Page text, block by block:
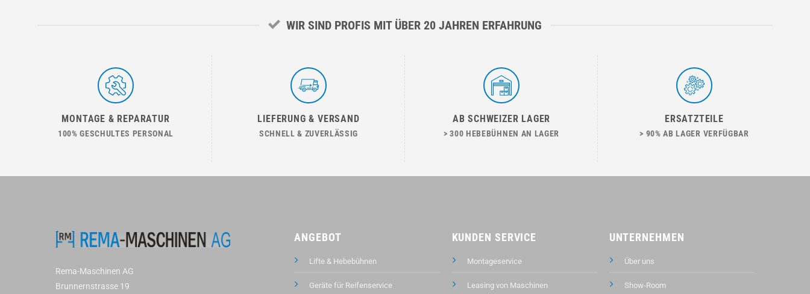
WIR SIND PROFIS MIT ÜBER 20 JAHREN ERFAHRUNG
MONTAGE & REPARATUR
100% GESCHULTES PERSONAL
LIEFERUNG & VERSAND
SCHNELL & ZUVERLÄSSIG
AB SCHWEIZER LAGER
> 300 HEBEBÜHNEN AN LAGER
ERSATZTEILE
> 90% AB LAGER VERFÜGBAR
Rema-Maschinen AG
Brunnernstrasse 19
ANGEBOT
Lifte & Hebebühnen
Geräte für Reifenservice
KUNDEN SERVICE
Montageservice
Leasing von Maschinen
UNTERNEHMEN
Über uns
Show-Room